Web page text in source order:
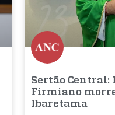
Sertão Central:
Firmiano
Ibaretama